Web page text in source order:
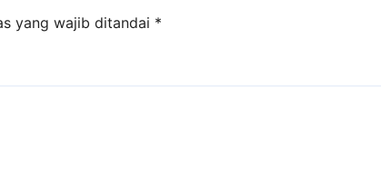
yang wajib ditandai *